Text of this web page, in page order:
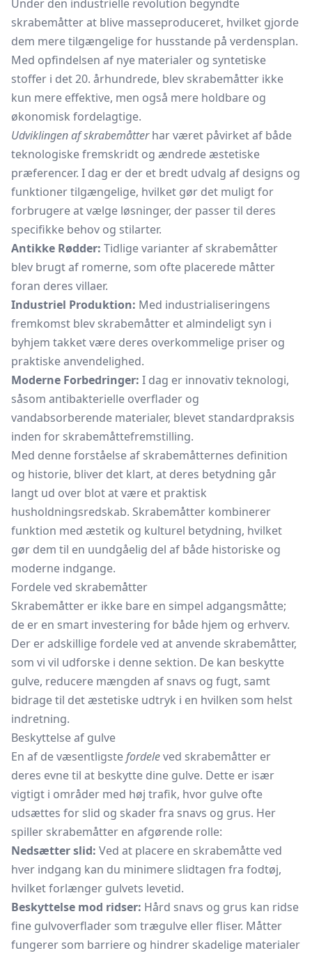
Under den industrielle revolution begyndte
skrabemåtter at blive masseproduceret, hvilket gjorde
dem mere tilgængelige for husstande på verdensplan.
Med opfindelsen af nye materialer og syntetiske
stoffer i det 20. århundrede, blev skrabemåtter ikke
kun mere effektive, men også mere holdbare og
økonomisk fordelagtige.
Udviklingen af skrabemåtterhar været påvirket af både
teknologiske fremskridt og ændrede æstetiske
præferencer. I dag er der et bredt udvalg af designs og
funktioner tilgængelige, hvilket gør det muligt for
forbrugere at vælge løsninger, der passer til deres
specifikke behov og stilarter.
Antikke Rødder: Tidlige varianter af skrabemåtter
blev brugt af romerne, som ofte placerede måtter
foran deres villaer.
Industriel Produktion: Med industrialiseringens
fremkomst blev skrabemåtter et almindeligt syn i
byhjem takket være deres overkommelige priser og
praktiske anvendelighed.
Moderne Forbedringer: I dag er innovativ teknologi,
såsom antibakterielle overflader og
vandabsorberende materialer, blevet standardpraksis
inden for skrabemåttefremstilling.
Med denne forståelse af skrabemåtternes definition
og historie, bliver det klart, at deres betydning går
langt ud over blot at være et praktisk
husholdningsredskab. Skrabemåtter kombinerer
funktion med æstetik og kulturel betydning, hvilket
gør dem til en uundgåelig del af både historiske og
moderne indgange.
Fordele ved skrabemåtter
Skrabemåtter er ikke bare en simpel adgangsmåtte;
de er en smart investering for både hjem og erhverv.
Der er adskillige fordele ved at anvende skrabemåtter,
som vi vil udforske i denne sektion. De kan beskytte
gulve, reducere mængden af snavs og fugt, samt
bidrage til det æstetiske udtryk i en hvilken som helst
indretning.
Beskyttelse af gulve
En af de væsentligstefordeleved skrabemåtter er
deres evne til at beskytte dine gulve. Dette er især
vigtigt i områder med høj trafik, hvor gulve ofte
udsættes for slid og skader fra snavs og grus. Her
spiller skrabemåtter en afgørende rolle:
Nedsætter slid: Ved at placere en skrabemåtte ved
hver indgang kan du minimere slidtagen fra fodtøj,
hvilket forlænger gulvets levetid.
Beskyttelse mod ridser: Hård snavs og grus kan ridse
fine gulvoverflader som trægulve eller fliser. Måtter
fungerer som barriere og hindrer skadelige materialer